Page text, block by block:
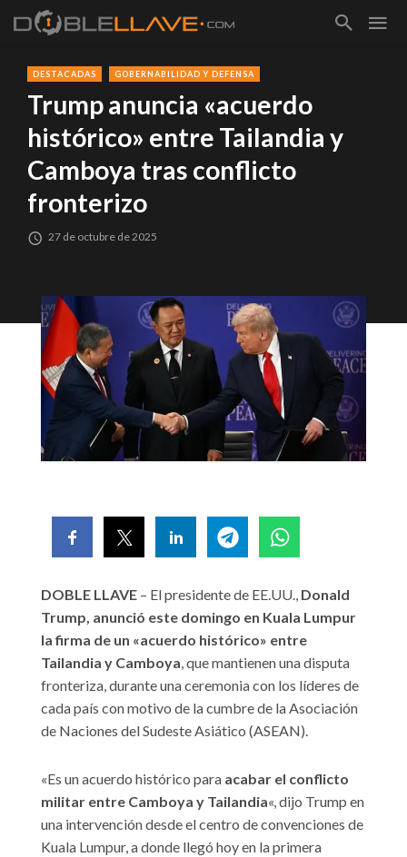
DESTACADAS GOBERNABILIDAD Y DEFENSA
Trump anuncia «acuerdo
histórico» entre Tailandia y
Camboya tras conflicto
fronterizo
27 de octubre de 2025
DOBLE LLAVE – El presidente de EE.UU., Donald
Trump, anunció este domingo en Kuala Lumpur
la firma de un «acuerdo histórico» entre
Tailandia y Camboya, que mantienen una disputa
fronteriza, durante una ceremonia con los líderes de
cada país con motivo de la cumbre de la Asociación
de Naciones del Sudeste Asiático (ASEAN).
«Es un acuerdo histórico para acabar el conflicto
militar entre Camboya y Tailandia«, dijo Trump en
una intervención desde el centro de convenciones de
Kuala Lumpur, a donde llegó hoy en la primera